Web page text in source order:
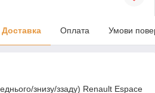
Доставка Оплата Умови
знизу/ззаду) Renault Espace